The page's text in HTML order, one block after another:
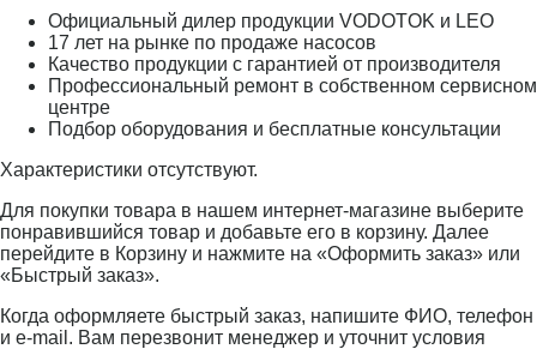
Официальный дилер продукции VODOTOK и LEO
17 лет на рынке по продаже насосов
Качество продукции с гарантией от производителя
Профессиональный ремонт в собственном сервисном
центре
Подбор оборудования и бесплатные консультации
Характеристики отсутствуют.
Для покупки товара в нашем интернет-магазине выберите
понравившийся товар и добавьте его в корзину. Далее
перейдите в Корзину и нажмите на «Оформить заказ» или
«Быстрый заказ».
Когда оформляете быстрый заказ, напишите ФИО, телефон
и e-mail. Вам перезвонит менеджер и уточнит условия